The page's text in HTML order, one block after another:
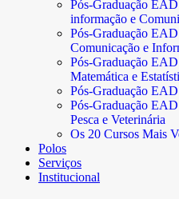
Pós-Graduação
informação e
Pós-Graduação
Comunicação e
Pós-Graduação
Matemática e
Pós-Graduação
Pós-Graduação
Pesca e Veterinária
Os 20 Cursos Mais
Polos
Serviços
Institucional